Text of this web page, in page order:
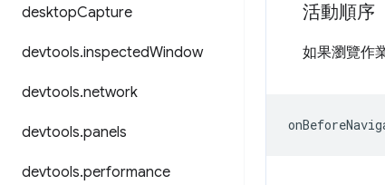
desktopCapture
devtools.inspectedWindow
devtools.network
devtools.panels
devtools.performance
活動順序
如果瀏覽作